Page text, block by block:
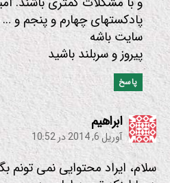
پادکستهای چهارم و پنجم و
سایت باشه
پیروز و سربلند باشید
پاسخ
ابراهیم:
آوریل 6, 2014 در 10:52
سلام، ایراد محتوایی نمی تونم